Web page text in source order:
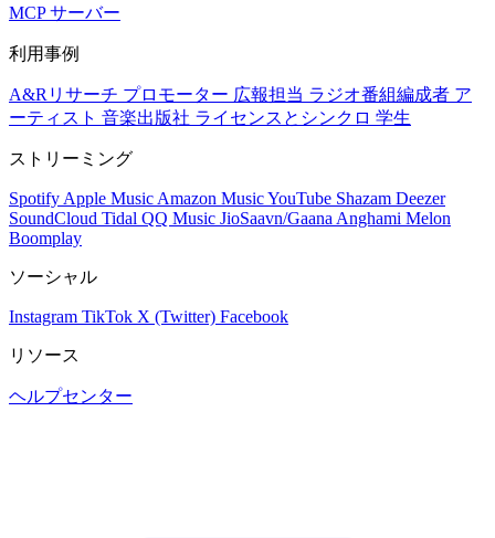
MCP サーバー
利用事例
A&Rリサーチ プロモーター 広報担当 ラジオ番組編成者 ア
ーティスト 音楽出版社 ライセンスとシンクロ 学生
ストリーミング
Spotify Apple Music Amazon MusicYouTube Shazam Deezer
SoundCloud Tidal QQ Music JioSaavn/Gaana Anghami Melon
Boomplay
ソーシャル
Instagram TikTok X (Twitter) Facebook
リソース
ヘルプセンター